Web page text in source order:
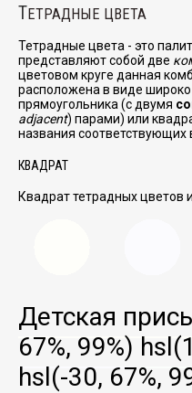
ТЕТРАДНЫЕ ЦВЕТА
Тетрадные цвета - это
представляют собой две
цветовом круге данная
расположена в виде широко
прямоугольника (с двумя
adjacent) парами) или
названия соответствующих
КВАДРАТ
Квадрат тетрадных цветов
Детская
67%, 99%)
hsl(-30, 67%,